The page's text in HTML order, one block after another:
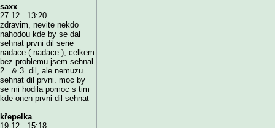
saxx
27.12. 13:20
zdravim, nevite nekdo
nahodou kde by se dal
sehnat prvni dil serie
nadace ( nadace ), celkem
bez problemu jsem sehnal
2 . & 3. dil, ale nemuzu
sehnat dil prvni. moc by
se mi hodila pomoc s tim
kde onen prvni dil sehnat
křepelka
19.12. 15:18